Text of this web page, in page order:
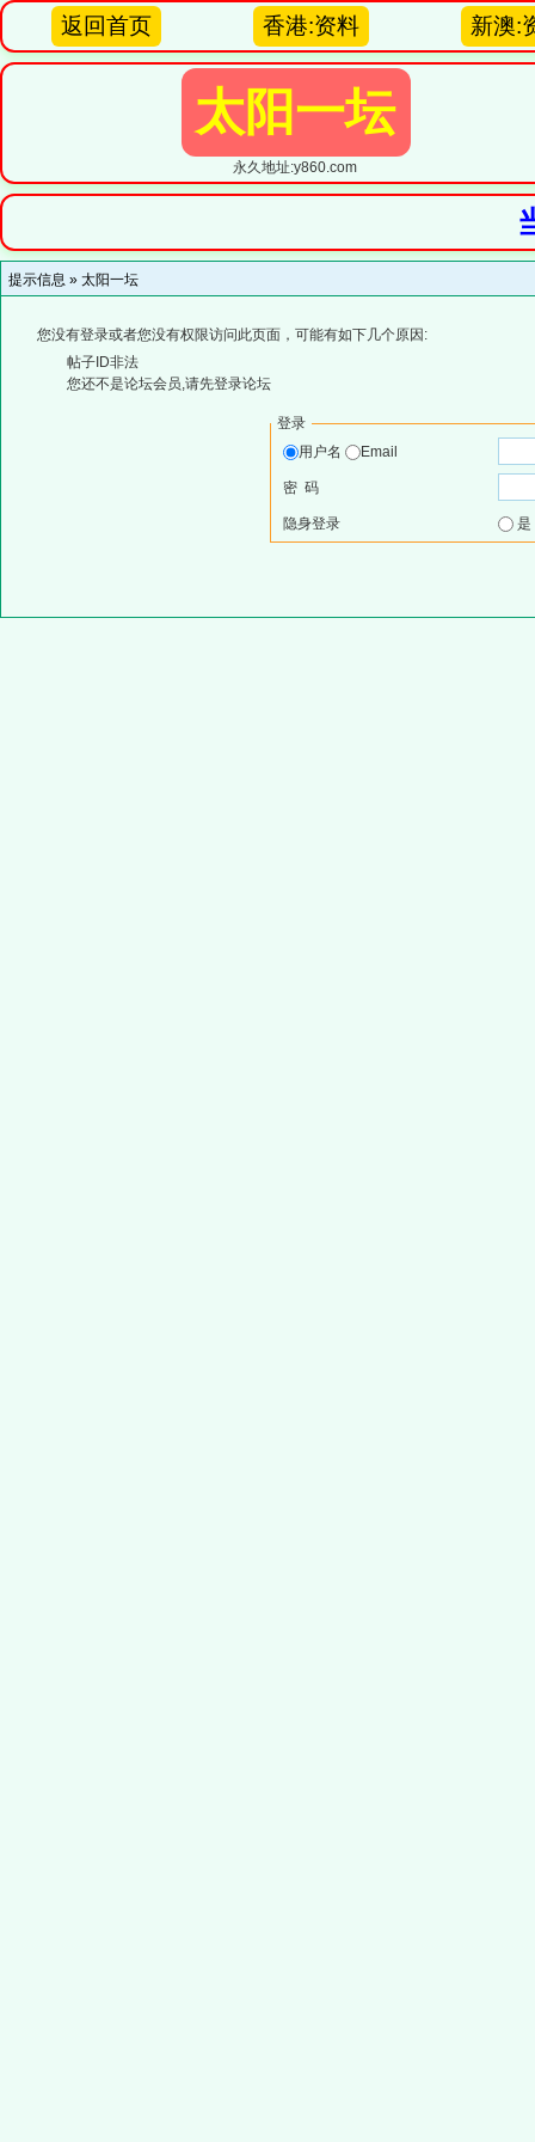
返回首页 香港:资料 新澳:
太阳一坛
永久地址:y860.com
提示信息 » 太阳一坛
您没有登录或者您没有权限访问此页面，可能有如下几个原因:
帖子ID非法
您还不是论坛会员,请先登录论坛
登录
用户名
Email
密 码
隐身登录